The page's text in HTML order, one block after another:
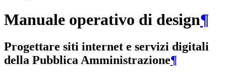
Manuale operativo di design¶
Progettare siti internet e servizi digitali
della Pubblica Amministrazione¶